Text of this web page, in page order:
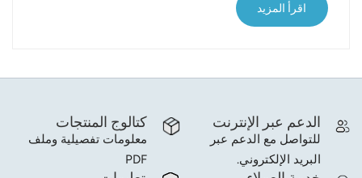
اقرأ المزيد
كتالوج المنتجات
معلومات تفصيلية وملف
PDF
الدعم عبر الإنترنت
للتواصل مع الدعم عبر
البريد الإلكتروني.